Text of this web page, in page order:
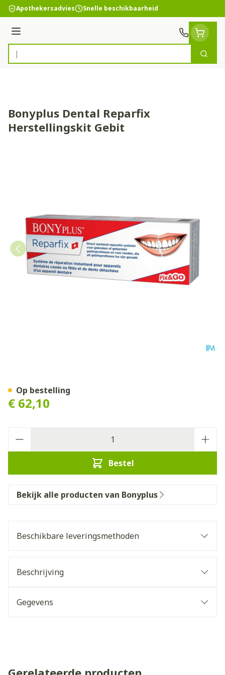
Ga naar de inhoud
Apothekersadvies Snelle beschikbaarheid
Menu
Product, merk, categorie...
Zoek
Bonyplus Dental Reparfix
Herstellingskit Gebit
€ 62,10
Bestel
Op bestelling
Bekijk alle producten van Bonyplus
Beschikbare leveringsmethoden
Beschrijving
Gegevens